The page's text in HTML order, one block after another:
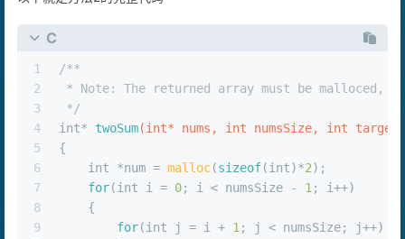
C
1
2
3
4
5
6
7
8
9
/**
* Note: The returned array must be malloced,
*/
int* twoSum(int* nums, int numsSize, int
{
int *num = malloc(sizeof(int)*2);
for(int i = 0; i < numsSize - 1 ; i++)
    {
for(int j = i + 1 ; j < numsSize; j++)